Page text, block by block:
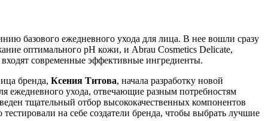
базового ежедневного ухода для лица. В нее вошли сразу
оптимального pH кожи, и Abrau Cosmetics Delicate,
современные эффективные ингредиенты.
бренда, Ксения Титова, начала разработку новой
ежедневного ухода, отвечающие разным потребностям
тщательный отбор высококачественных компонентов
на себе создатели бренда, чтобы выбрать лучшие